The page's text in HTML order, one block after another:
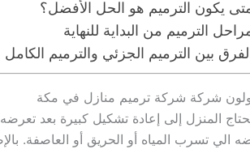
يكون الترميم هو الحل الأفضل؟
الترميم من البداية للنهاية
بين الترميم الجزئي والترميم الكامل
شركة شركة ترميم منازل في مكة
المنزل إلى إعادة تشكيل كبيرة بعد تعرضه
الي تسرب المياه أو الحريق أو العاصفة.